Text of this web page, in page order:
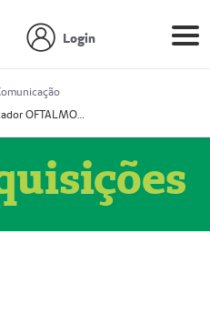
Login
Prestador OFTALMOCLÍNICA SÃO GONÇALO (55004164-2)